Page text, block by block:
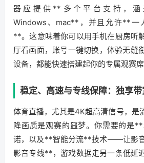
器应提供**多个平台支持，涵
Windows、mac**，并且允许**一
**。这意味着你可以用手机在厨房听
厅看画面，账号一键切换，体验无缝
设备，都能快速搭建起你的专属观赛席
稳定、高速与专线保障：独享
体育直播，尤其是4K超高清信号，是
降画质是观赛的噩梦。你需要的是
诺，以及**智能分流**技术——让影
影音专线**，游戏数据走另一条低延